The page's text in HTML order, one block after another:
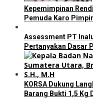
Kepemimpinan
Pemuda Karo
Assessment PT
Pertanyakan Dasar
KORSA Dukung
Barang Bukti 1,5 Kg